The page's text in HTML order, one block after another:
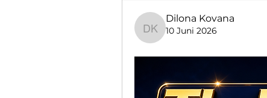
Dilona Kovana
Dilona Kovana
10 Juni 2026